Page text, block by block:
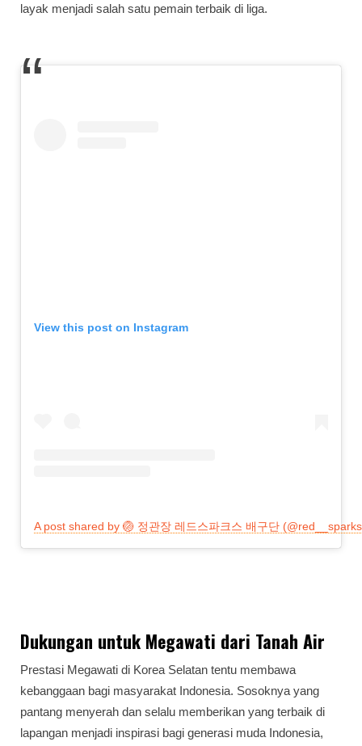
layak menjadi salah satu pemain terbaik di liga.
View this post on Instagram
A post shared by 🏐 정관장 레드스파크스 배구단
Dukungan untuk Megawati dari Tanah Air
Prestasi Megawati di Korea Selatan tentu membawa
kebanggaan bagi masyarakat Indonesia. Sosoknya yang
pantang menyerah dan selalu memberikan yang terbaik di
lapangan menjadi inspirasi bagi generasi muda Indonesia,